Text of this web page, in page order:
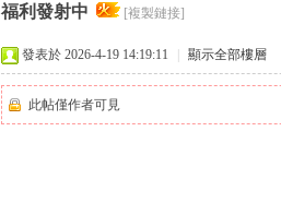
› ›
福利發射中 [複製鏈接]
發表於 2026-4-19 14:19:11 顯示全部樓層
此帖僅作者可見